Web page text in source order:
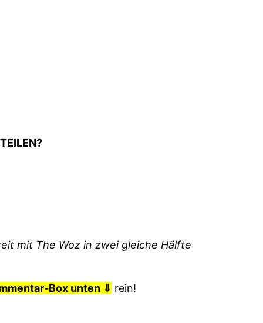
mit The Woz in zwei gleiche Hälfte
Box unten ⇓ rein!